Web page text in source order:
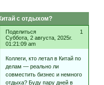
с отдыхом?
Поделиться
1
Суббота, 2 августа, 2025г.
01:21:09 am
Коллеги, кто летал в Китай по
делам — реально ли
совместить бизнес и немного
отдыха? Буду пару дней в